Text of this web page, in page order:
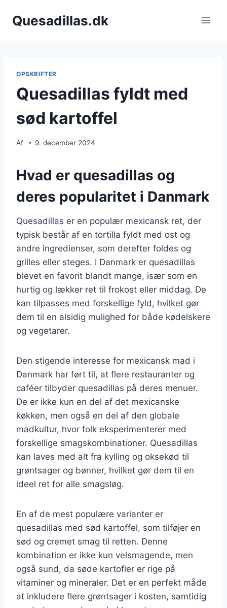
Quesadillas.dk
OPSKRIFTER
Quesadillas fyldt med
sød kartoffel
Af 9. december 2024
Hvad er quesadillas og
deres popularitet i Danmark
Quesadillas er en populær mexicansk ret, der
typisk består af en tortilla fyldt med ost og
andre ingredienser, som derefter foldes og
grilles eller steges. I Danmark er quesadillas
blevet en favorit blandt mange, især som en
hurtig og lækker ret til frokost eller middag. De
kan tilpasses med forskellige fyld, hvilket gør
dem til en alsidig mulighed for både kødelskere
og vegetarer.
Den stigende interesse for mexicansk mad i
Danmark har ført til, at flere restauranter og
caféer tilbyder quesadillas på deres menuer.
De er ikke kun en del af det mexicanske
køkken, men også en del af den globale
madkultur, hvor folk eksperimenterer med
forskellige smagskombinationer. Quesadillas
kan laves med alt fra kylling og oksekød til
grøntsager og bønner, hvilket gør dem til en
ideel ret for alle smagsløg.
En af de mest populære varianter er
quesadillas med sød kartoffel, som tilføjer en
sød og cremet smag til retten. Denne
kombination er ikke kun velsmagende, men
også sund, da søde kartofler er rige på
vitaminer og mineraler. Det er en perfekt måde
at inkludere flere grøntsager i kosten, samtidig